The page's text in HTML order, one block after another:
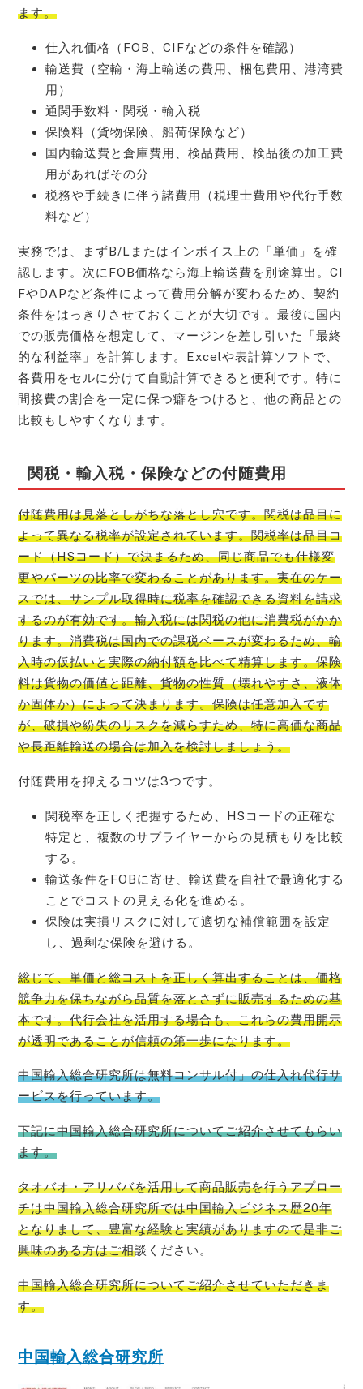
ます。
仕入れ価格（FOB、CIFなどの条件を確認）
輸送費（空輸・海上輸送の費用、梱包費用、港湾費
用）
通関手数料・関税・輸入税
保険料（貨物保険、船荷保険など）
国内輸送費と倉庫費用、検品費用、検品後の加工費
用があればその分
税務や手続きに伴う諸費用（税理士費用や代行手数
料など）
実務では、まずB/Lまたはインボイス上の「単価」を確
認します。次にFOB価格なら海上輸送費を別途算出。CI
FやDAPなど条件によって費用分解が変わるため、契約
条件をはっきりさせておくことが大切です。最後に国内
での販売価格を想定して、マージンを差し引いた「最終
的な利益率」を計算します。Excelや表計算ソフトで、
各費用をセルに分けて自動計算できると便利です。特に
間接費の割合を一定に保つ癖をつけると、他の商品との
比較もしやすくなります。
関税・輸入税・保険などの付随費用
付随費用は見落としがちな落とし穴です。関税は品目に
よって異なる税率が設定されています。関税率は品目コ
ード（HSコード）で決まるため、同じ商品でも仕様変
更やパーツの比率で変わることがあります。実在のケー
スでは、サンプル取得時に税率を確認できる資料を請求
するのが有効です。輸入税には関税の他に消費税がかか
ります。消費税は国内での課税ベースが変わるため、輸
入時の仮払いと実際の納付額を比べて精算します。保険
料は貨物の価値と距離、貨物の性質（壊れやすさ、液体
か固体か）によって決まります。保険は任意加入です
が、破損や紛失のリスクを減らすため、特に高価な商品
や長距離輸送の場合は加入を検討しましょう。
付随費用を抑えるコツは3つです。
関税率を正しく把握するため、HSコードの正確な
特定と、複数のサプライヤーからの見積もりを比較
する。
輸送条件をFOBに寄せ、輸送費を自社で最適化する
ことでコストの見える化を進める。
保険は実損リスクに対して適切な補償範囲を設定
し、過剰な保険を避ける。
総じて、単価と総コストを正しく算出することは、価格
競争力を保ちながら品質を落とさずに販売するための基
本です。代行会社を活用する場合も、これらの費用開示
が透明であることが信頼の第一歩になります。
中国輸入総合研究所は無料コンサル付」の仕入れ代行サ
ービスを行っています。
下記に中国輸入総合研究所についてご紹介させてもらい
ます。
タオバオ・アリババを活用して商品販売を行うアプロー
チは中国輸入総合研究所では中国輸入ビジネス歴20年
となりまして、豊富な経験と実績がありますので是非ご
興味のある方はご相談ください。
中国輸入総合研究所についてご紹介させていただきま
す。
中国輸入総合研究所